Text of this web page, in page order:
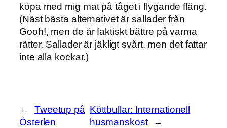
köpa med mig mat på tåget i flygande fläng.
(Näst bästa alternativet är sallader från
Gooh!, men de är faktiskt bättre på varma
rätter. Sallader är jäkligt svårt, men det fattar
inte alla kockar.)
←
Tweetup på
Österlen
Köttbullar: Internationell
husmanskost
→